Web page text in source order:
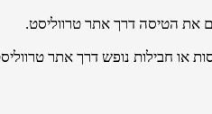
את הטיסה דרך אתר טרווליסט.
או חבילות נופש דרך אתר